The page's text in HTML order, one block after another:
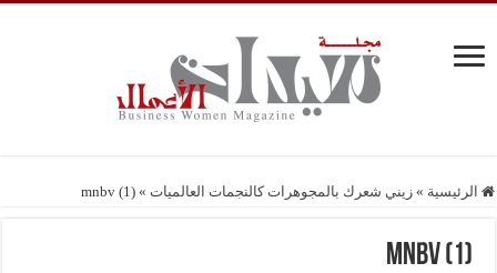
الرئيسية » زيني شعرك بالمجوهرات كالنجمات العالميات »
mnbv (1)
mnbv (1)